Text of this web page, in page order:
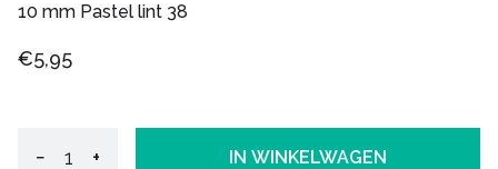
10 mm Pastel lint 38
€5,95
− + IN WINKELWAGEN